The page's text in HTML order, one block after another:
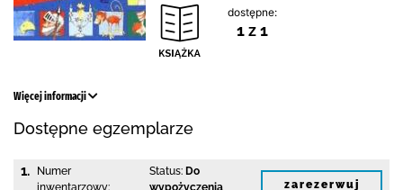
dostępne:
1 z 1
Więcej informacji
Dostępne egzemplarze
1.
Numer
inwentarzowy:
Status: Do
wypożyczenia
zarezerwuj